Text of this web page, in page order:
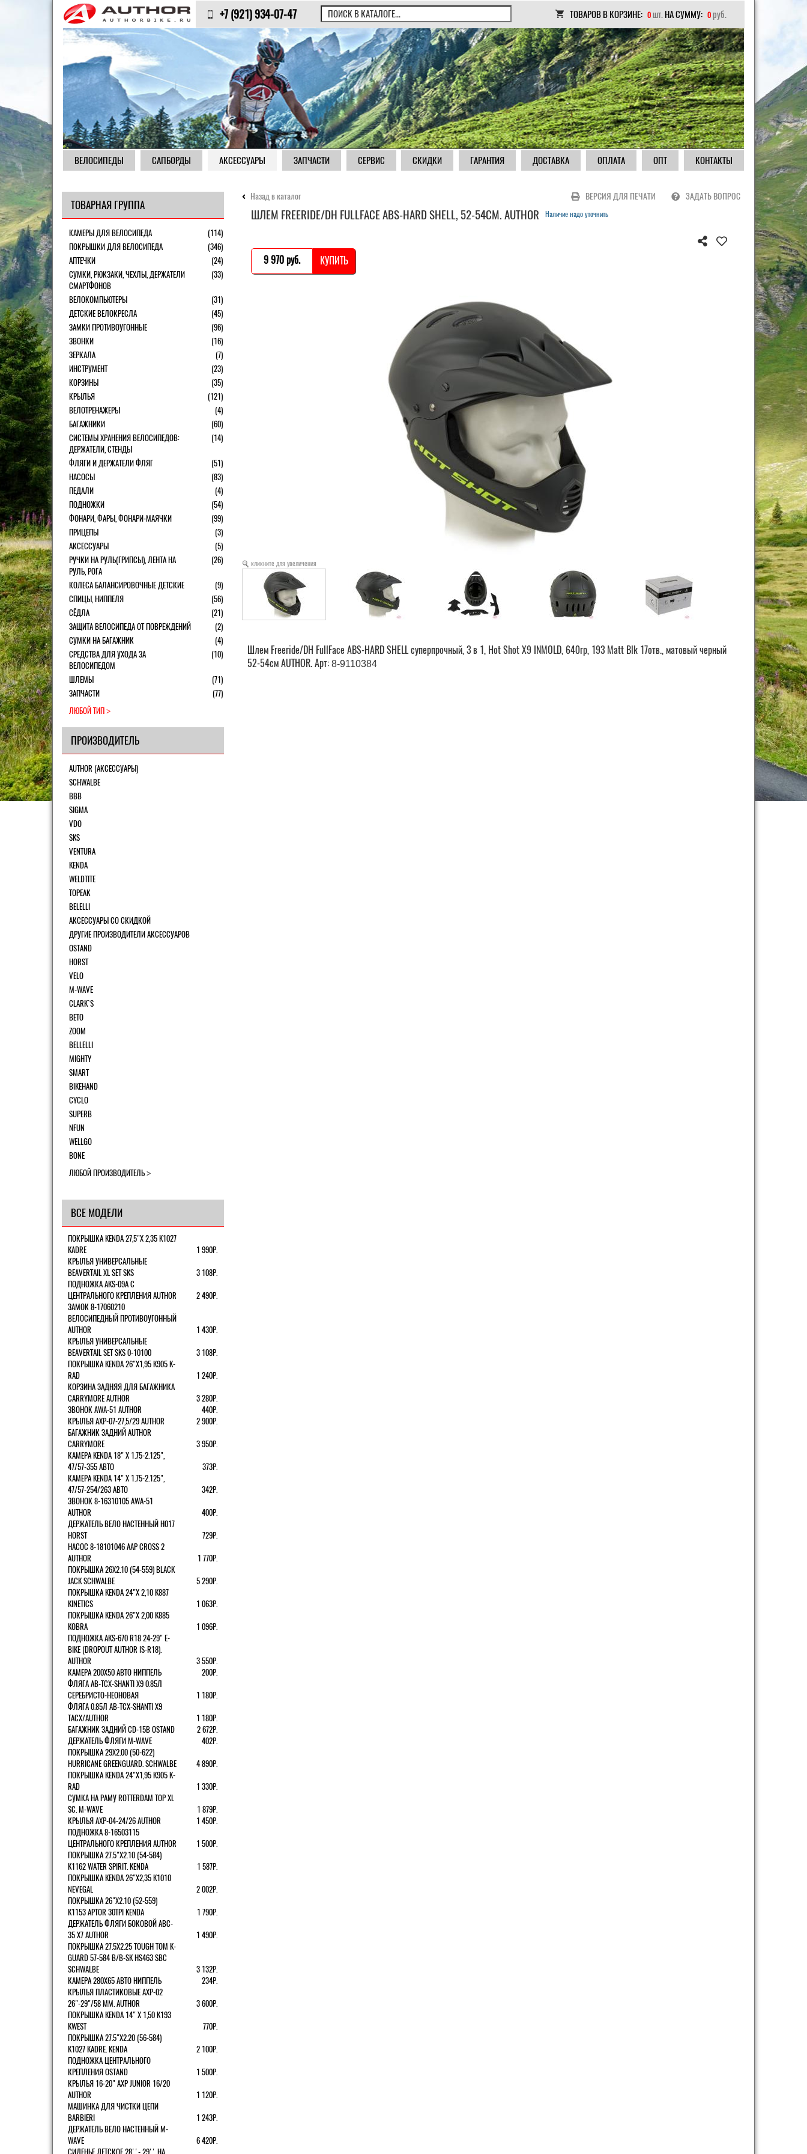
+7 (921) 934-07-47 ТОВАРОВ В КОРЗИНЕ: 0 шт. НА СУММУ: 0 руб.
ВЕЛОСИПЕДЫ САПБОРДЫ АКСЕССУАРЫ ЗАПЧАСТИ СЕРВИС СКИДКИ ГАРАНТИЯ ДОСТАВКА ОПЛАТА ОПТ КОНТАКТЫ
Назад в каталог ВЕРСИЯ ДЛЯ ПЕЧАТИ ЗАДАТЬ ВОПРОС
ШЛЕМ FREERIDE/DH FULLFACE ABS-HARD SHELL, 52-54СМ. AUTHOR Наличие надо уточнить
9 970 pуб. КУПИТЬ
кликните для увеличения
Шлем Freeride/DH FullFace ABS-HARD SHELL суперпрочный, 3 в 1, Hot Shot X9 INMOLD, 640гр, 193 Matt Blk 17отв., матовый черный
52-54см AUTHOR. Арт: 8-9110384
ТОВАРНАЯ ГРУППА
КАМЕРЫ ДЛЯ ВЕЛОСИПЕДА
(114)
ПОКРЫШКИ ДЛЯ ВЕЛОСИПЕДА
(346)
АПТЕЧКИ
(24)
СУМКИ, РЮКЗАКИ, ЧЕХЛЫ, ДЕРЖАТЕЛИ
СМАРТФОНОВ
(33)
ВЕЛОКОМПЬЮТЕРЫ
(31)
ДЕТСКИЕ ВЕЛОКРЕСЛА
(45)
ЗАМКИ ПРОТИВОУГОННЫЕ
(96)
ЗВОНКИ
(16)
ЗЕРКАЛА
(7)
ИНСТРУМЕНТ
(23)
КОРЗИНЫ
(35)
КРЫЛЬЯ
(121)
ВЕЛОТРЕНАЖЕРЫ
(4)
БАГАЖНИКИ
(60)
СИСТЕМЫ ХРАНЕНИЯ ВЕЛОСИПЕДОВ:
ДЕРЖАТЕЛИ, СТЕНДЫ
(14)
ФЛЯГИ И ДЕРЖАТЕЛИ ФЛЯГ
(51)
НАСОСЫ
(83)
ПЕДАЛИ
(4)
ПОДНОЖКИ
(54)
ФОНАРИ, ФАРЫ, ФОНАРИ-МАЯЧКИ
(99)
ПРИЦЕПЫ
(3)
АКСЕССУАРЫ
(5)
РУЧКИ НА РУЛЬ(ГРИПСЫ), ЛЕНТА НА
РУЛЬ, РОГА
(26)
КОЛЕСА БАЛАНСИРОВОЧНЫЕ ДЕТСКИЕ
(9)
СПИЦЫ, НИППЕЛЯ
(56)
СЁДЛА
(21)
ЗАЩИТА ВЕЛОСИПЕДА ОТ ПОВРЕЖДЕНИЙ
(2)
СУМКИ НА БАГАЖНИК
(4)
СРЕДСТВА ДЛЯ УХОДА ЗА
ВЕЛОСИПЕДОМ
(10)
ШЛЕМЫ
(71)
ЗАПЧАСТИ
(77)
ЛЮБОЙ ТИП
ПРОИЗВОДИТЕЛЬ
AUTHOR (АКСЕССУАРЫ)
SCHWALBE
BBB
SIGMA
VDO
SKS
VENTURA
KENDA
WELDTITE
TOPEAK
BELELLI
АКСЕССУАРЫ СО СКИДКОЙ
ДРУГИЕ ПРОИЗВОДИТЕЛИ АКСЕССУАРОВ
OSTAND
HORST
VELO
M-WAVE
CLARK`S
BETO
ZOOM
BELLELLI
MIGHTY
SMART
BIKEHAND
CYCLO
SUPERB
NFUN
WELLGO
BONE
ЛЮБОЙ ПРОИЗВОДИТЕЛЬ
ВСЕ МОДЕЛИ
ПОКРЫШКА KENDA 27,5"Х 2,35 K1027
KADRE
1 990Р.
КРЫЛЬЯ УНИВЕРСАЛЬНЫЕ
BEAVERTAIL XL SET SKS
3 108Р.
ПОДНОЖКА AKS-09A C
ЦЕНТРАЛЬНОГО КРЕПЛЕНИЯ AUTHOR
2 490Р.
ЗАМОК 8-17060210
ВЕЛОСИПЕДНЫЙ ПРОТИВОУГОННЫЙ
AUTHOR
1 430Р.
КРЫЛЬЯ УНИВЕРСАЛЬНЫЕ
BEAVERTAIL SET SKS 0-10100
3 108Р.
ПОКРЫШКА KENDA 26"Х1,95 K905 K-
RAD
1 240Р.
КОРЗИНА ЗАДНЯЯ ДЛЯ БАГАЖНИКА
CARRYMORE AUTHOR
3 280Р.
ЗВОНОК AWA-51 AUTHOR
440Р.
КРЫЛЬЯ AXP-07-27,5/29 AUTHOR
2 900Р.
БАГАЖНИК ЗАДНИЙ AUTHOR
CARRYMORE
3 950Р.
КАМЕРА KENDA 18" Х 1.75-2.125",
47/57-355 АВТО
373Р.
КАМЕРА KENDA 14" Х 1.75-2.125",
47/57-254/263 АВТО
342Р.
ЗВОНОК 8-16310105 AWA-51
AUTHOR
400Р.
ДЕРЖАТЕЛЬ ВЕЛО НАСТЕННЫЙ H017
HORST
729Р.
НАСОС 8-18101046 AAP CROSS 2
AUTHOR
1 770Р.
ПОКРЫШКА 26X2.10 (54-559) BLACK
JACK SCHWALBE
5 290Р.
ПОКРЫШКА KENDA 24"Х 2,10 K887
KINETICS
1 063Р.
ПОКРЫШКА KENDA 26"Х 2,00 K885
KOBRA
1 096Р.
ПОДНОЖКА AKS-670 R18 24-29" E-
BIKE (DROPOUT AUTHOR IS-R18).
AUTHOR
3 550Р.
КАМЕРА 200Х50 АВТО НИППЕЛЬ
200Р.
ФЛЯГА AB-TCX-SHANTI X9 0.85Л
СЕРЕБРИСТО-НЕОНОВАЯ
1 180Р.
ФЛЯГА 0.85Л AB-TCX-SHANTI X9
TACX/AUTHOR
1 180Р.
БАГАЖНИК ЗАДНИЙ CD-15B OSTAND
2 672Р.
ДЕРЖАТЕЛЬ ФЛЯГИ M-WAVE
402Р.
ПОКРЫШКА 29X2.00 (50-622)
HURRICANE GREENGUARD. SCHWALBE
4 890Р.
ПОКРЫШКА KENDA 24"Х1,95 K905 K-
RAD
1 330Р.
СУМКА НА РАМУ ROTTERDAM TOP XL
SC. M-WAVE
1 879Р.
КРЫЛЬЯ AXP-04-24/26 AUTHOR
1 450Р.
ПОДНОЖКА 8-16503115
ЦЕНТРАЛЬНОГО КРЕПЛЕНИЯ AUTHOR
1 500Р.
ПОКРЫШКА 27.5"Х2.10 (54-584)
K1162 WATER SPIRIT. KENDA
1 587Р.
ПОКРЫШКА KENDA 26"Х2,35 K1010
NEVEGAL
2 002Р.
ПОКРЫШКА 26"Х2.10 (52-559)
K1153 APTOR 30TPI KENDA
1 790Р.
ДЕРЖАТЕЛЬ ФЛЯГИ БОКОВОЙ ABC-
35 X7 AUTHOR
1 490Р.
ПОКРЫШКА 27.5X2.25 TOUGH TOM K-
GUARD 57-584 B/B-SK HS463 SBC
SCHWALBE
3 132Р.
КАМЕРА 280Х65 АВТО НИППЕЛЬ
234Р.
КРЫЛЬЯ ПЛАСТИКОВЫЕ AXP-02
26"-29"/58 ММ. AUTHOR
3 600Р.
ПОКРЫШКА KENDA 14" Х 1,50 K193
KWEST
770Р.
ПОКРЫШКА 27.5"Х2.20 (56-584)
K1027 KADRE. KENDA
2 100Р.
ПОДНОЖКА ЦЕНТРАЛЬНОГО
КРЕПЛЕНИЯ OSTAND
1 500Р.
КРЫЛЬЯ 16-20" AXP JUNIOR 16/20
AUTHOR
1 120Р.
МАШИНКА ДЛЯ ЧИСТКИ ЦЕПИ
BARBIERI
1 243Р.
ДЕРЖАТЕЛЬ ВЕЛО НАСТЕННЫЙ M-
WAVE
6 420Р.